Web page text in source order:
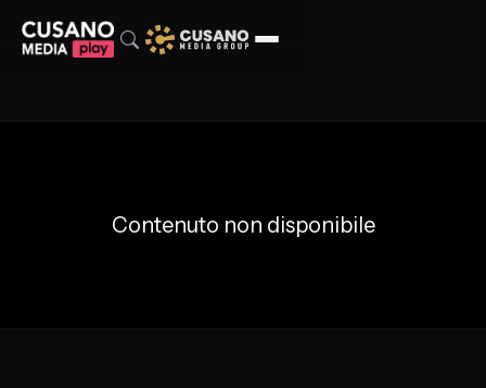
Contenuto non disponibile